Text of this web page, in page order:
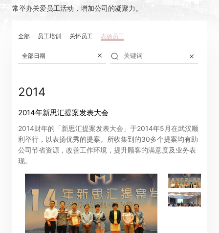
常举办关爱员工活动，增加公司的凝聚力。
全部 员工培训 关怀员工 表扬员工
全部日期
2014
2014年新思汇提案发表大会
2014财年的「新思汇提案发表大会」于2014年5月在武汉顺
利举行，以表扬优秀的提案。所收集到的30多个提案均有助
公司节省资源，改善工作环境，提升顾客的满意度及业务表
现。